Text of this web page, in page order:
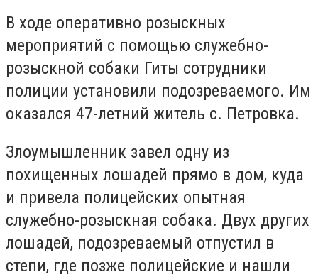
В ходе оперативно розыскных
мероприятий с помощью служебно-
розыскной собаки Гиты сотрудники
полиции установили подозреваемого. Им
оказался 47-летний житель с. Петровка.
Злоумышленник завел одну из
похищенных лошадей прямо в дом, куда
и привела полицейских опытная
служебно-розыскная собака. Двух других
лошадей, подозреваемый отпустил в
степи, где позже полицейские и нашли